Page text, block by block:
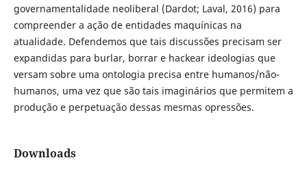
governamentalidade neoliberal (Dardot; Laval, 2016) para
compreender a ação de entidades maquínicas na
atualidade. Defendemos que tais discussões precisam ser
expandidas para burlar, borrar e hackear ideologias que
versam sobre uma ontologia precisa entre humanos/não-
humanos, uma vez que são tais imaginários que permitem a
produção e perpetuação dessas mesmas opressões.
Downloads